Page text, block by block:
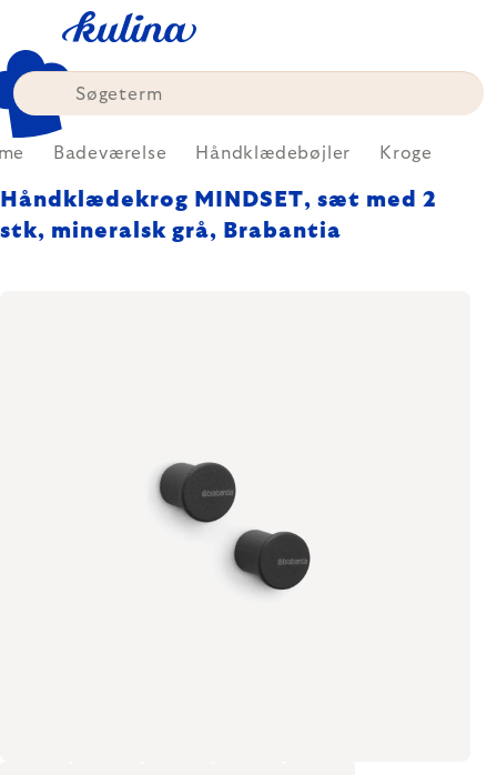
content
Badeværelse Håndklædebøjler Kroge
Håndklædekrog MINDSET, sæt med 2
stk, mineralsk grå, Brabantia